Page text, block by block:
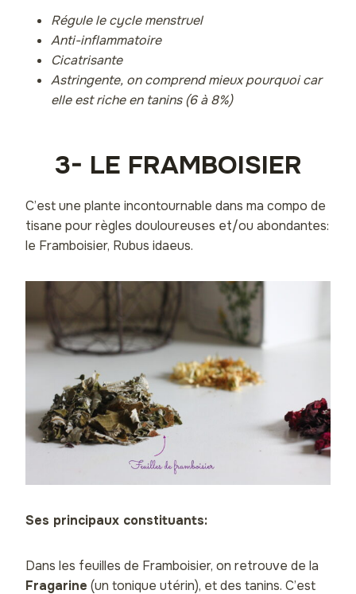
Régule le cycle menstruel
Anti-inflammatoire
Cicatrisante
Astringente, on comprend mieux pourquoi car
elle est riche en tanins (6 à 8%)
3- LE FRAMBOISIER
C’est une plante incontournable dans ma compo de
tisane pour règles douloureuses et/ou abondantes:
le Framboisier, Rubus idaeus.
Ses principaux constituants:
Dans les feuilles de Framboisier, on retrouve de la
Fragarine (un tonique utérin), et des tanins. C’est